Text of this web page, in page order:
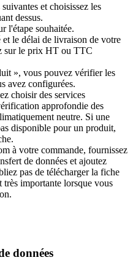
et choisissez les
dessus.
l'étape souhaitée.
le délai de livraison de votre
sur le prix HT ou TTC
», vous pouvez vérifier les
avez configurées.
choisir des services
approfondie des
neutre. Si une
disponible pour un produit,
à votre commande, fournissez
de données et ajoutez
pas de télécharger la fiche
importante lorsque vous
données